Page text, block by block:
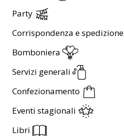
Party
Corrispondenza e spedizione
Bomboniera
Servizi generali
Confezionamento
Eventi stagionali
Libri